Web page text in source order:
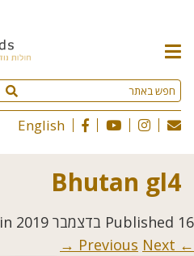
תפריט
האתר
English
Bhutan gl4
Published 16 בדצמבר 2019 in
← Previous
Next →